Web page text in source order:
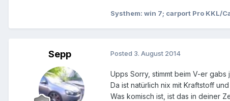
Systhem: win 7; carport Pro KKL/
Sepp Posted 3. August 2014
Upps Sorry, stimmt beim V-er
Da ist natürlich nix mit Kraftstoff
Was komisch ist, ist das in deiner